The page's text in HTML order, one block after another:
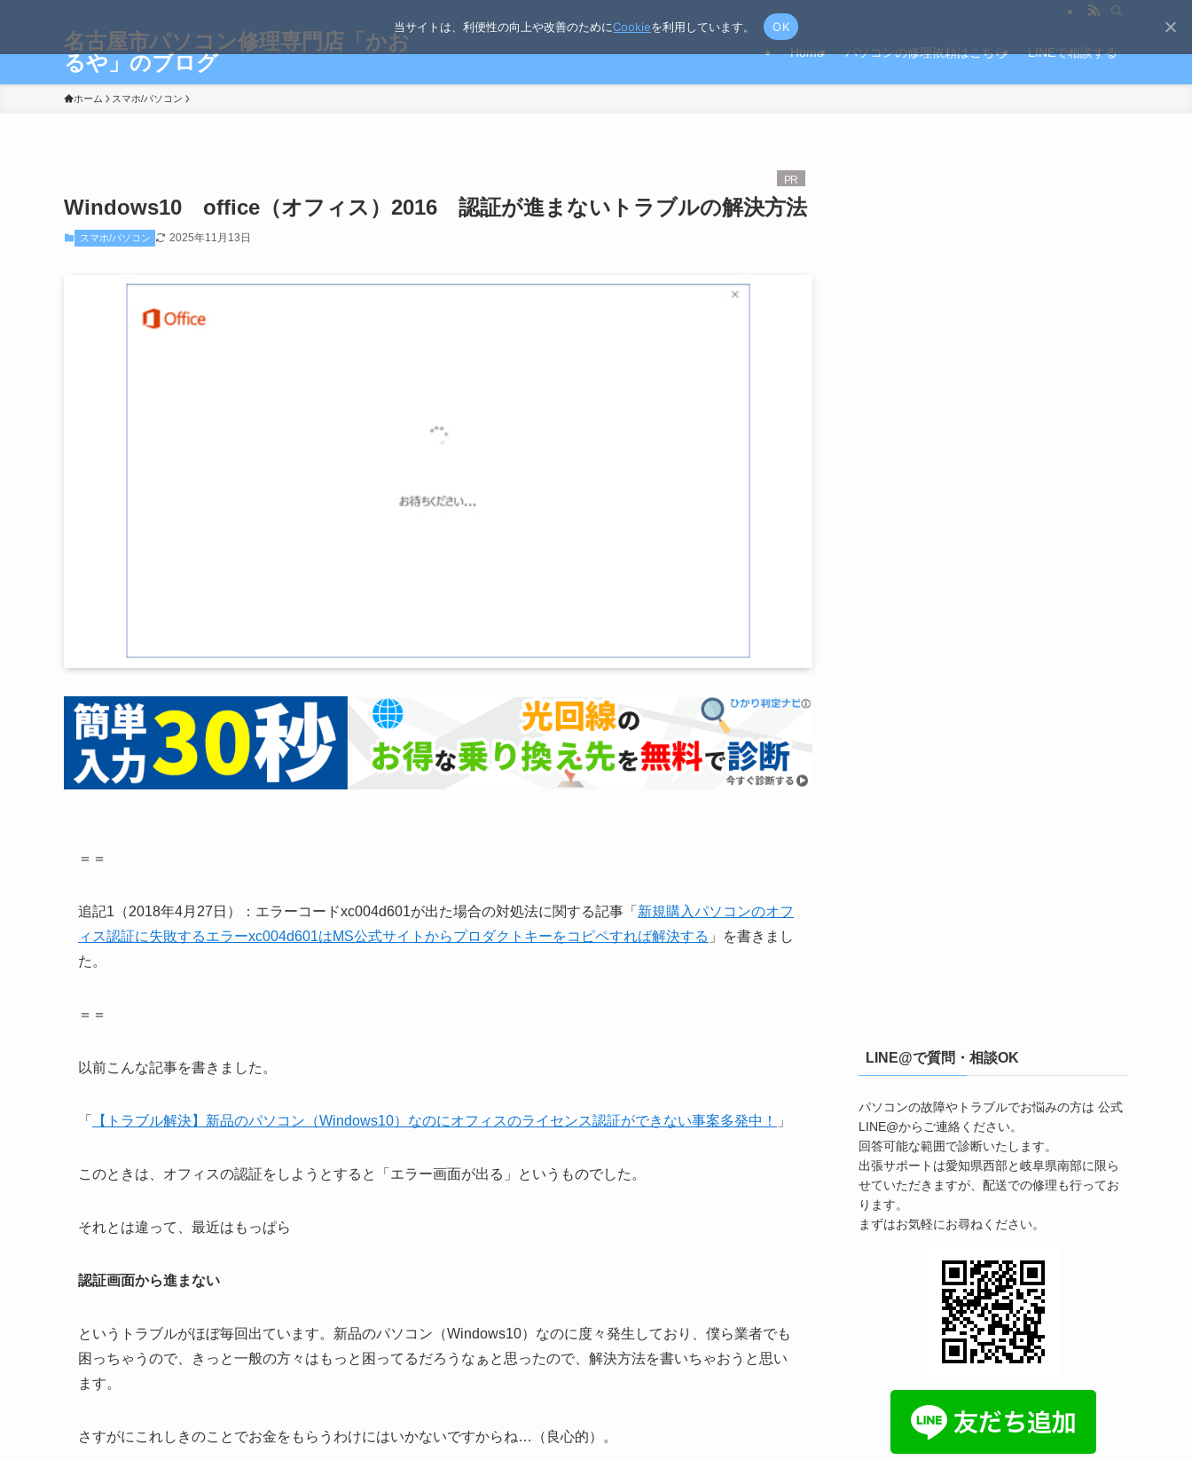
名古屋市パソコン修理専門店「かお
るや」のブログ
Home パソコンの修理依頼はこちら LINEで相談する
ホーム スマホ/パソコン
Windows10 office（オフィス）2016 認証が進まないトラブルの解決方法
スマホ/パソコン 2025年11月13日
＝＝
追記1（2018年4月27日）：エラーコードxc004d601が出た場合の対処法に関する記事「 新規購入パソコンのオフ
ィス認証に失敗するエラーxc004d601はMS公式サイトからプロダクトキーをコピペすれば解決する 」を書きまし
た。
＝＝
以前こんな記事を書きました。
「 【トラブル解決】新品のパソコン（Windows10）なのにオフィスのライセンス認証ができない事案多発中！ 」
このときは、オフィスの認証をしようとすると「エラー画面が出る」というものでした。
それとは違って、最近はもっぱら
認証画面から進まない
というトラブルがほぼ毎回出ています。新品のパソコン（Windows10）なのに度々発生しており、僕ら業者でも
困っちゃうので、きっと一般の方々はもっと困ってるだろうなぁと思ったので、解決方法を書いちゃおうと思い
ます。
さすがにこれしきのことでお金をもらうわけにはいかないですからね…（良心的）。
LINE@で質問・相談OK
パソコンの故障やトラブルでお悩みの方は 公式
LINE@からご連絡ください。
回答可能な範囲で診断いたします。
出張サポートは愛知県西部と岐阜県南部に限ら
せていただきますが、配送での修理も行ってお
ります。
まずはお気軽にお尋ねください。
当サイトは、利便性の向上や改善のためにCookieを利用しています。 OK